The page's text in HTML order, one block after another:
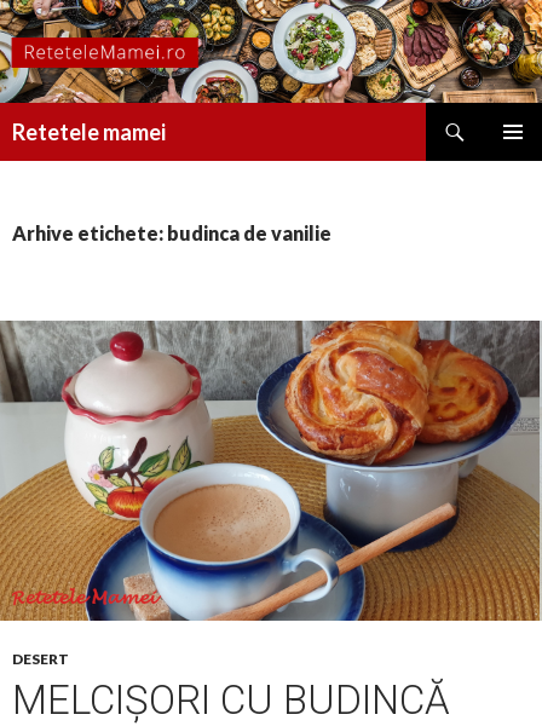
Retetele mamei
Arhive etichete: budinca de vanilie
DESERT
MELCIȘORI CU BUDINCĂ